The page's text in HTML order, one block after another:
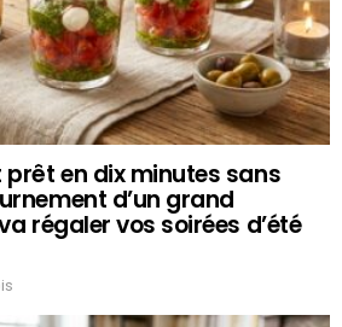
prêt en dix minutes sans
d’un grand
régaler vos soirées d’été